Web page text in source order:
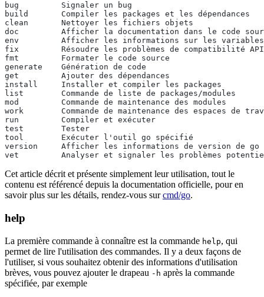
bug         Signaler un bug
build       Compiler les packages et les dépendances
clean       Nettoyer les fichiers objets
doc         Afficher la documentation dans le code
env         Afficher les informations sur les variables
fix         Résoudre les problèmes de compatibilité API
fmt         Formater le code source
generate    Génération de code
get         Ajouter des dépendances
install     Installer et compiler les packages
list        Commande de liste de packages/modules
mod         Commande de maintenance des modules
work        Commande de maintenance des espaces de
run         Compiler et exécuter
test        Tester
tool        Exécuter l'outil go spécifié
version     Afficher les informations de version de go
vet         Analyser et signaler les problèmes
Cet article décrit et présente simplement leur utilisation, tout le
contenu est référencé depuis la documentation officielle, pour en
savoir plus sur les détails, rendez-vous surcmd/go.
help
La première commande à connaître est la commande help, qui
permet de lire l'utilisation des commandes. Il y a deux façons de
l'utiliser, si vous souhaitez obtenir des informations d'utilisation
brèves, vous pouvez ajouter le drapeau -h après la commande
spécifiée, par exemple